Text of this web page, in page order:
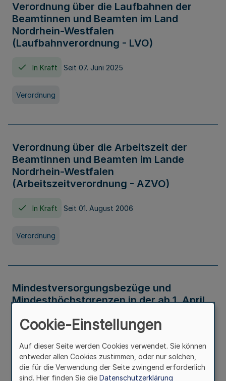
Verordnung über die Laufbahnen der
Beamtinnen und Beamten im Land
Nordrhein-Westfalen
(Laufbahnverordnung - LVO)
In Kraft Seit 07. Juni 2025
Verordnung
Verordnung über die Arbeitszeit der
Beamtinnen und Beamten im Lande
Nordrhein-Westfalen
(Arbeitszeitverordnung - AZVO)
In Kraft Seit 01. August 2006
Verordnung
Mindestversorgungsbezüge und
Mindesthöchstgrenzen in der ab 1. April
Verwaltungsvorschrift
Cookie-Einstellungen
Auf dieser Seite werden Cookies verwendet. Sie können
entweder allen Cookies zustimmen, oder nur solchen,
die für die Verwendung der Seite zwingend erforderlich
sind. Hier finden Sie die Datenschutzerklärung